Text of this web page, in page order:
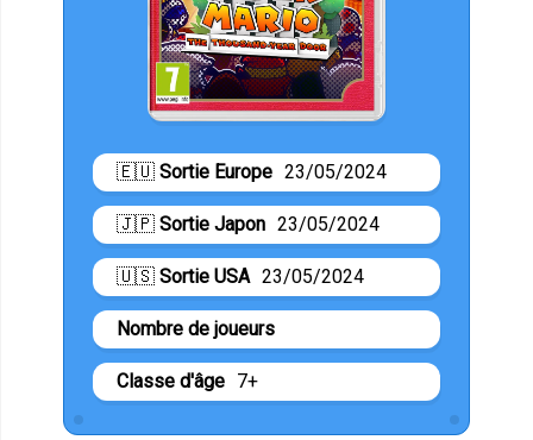
🇪🇺 Sortie Europe 23/05/2024
🇯🇵 Sortie Japon 23/05/2024
🇺🇸 Sortie USA 23/05/2024
Nombre de joueurs
Classe d'âge 7+